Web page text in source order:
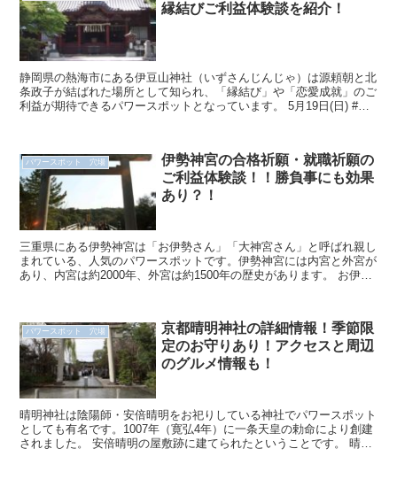
縁結びご利益体験談を紹介！
静岡県の熱海市にある伊豆山神社（いずさんじんじゃ）は源頼朝と北
条政子が結ばれた場所として知られ、「縁結び」や「恋愛成就」のご
利益が期待できるパワースポットとなっています。 5月19日(日) #静
パワースポット 穴場
伊勢神宮の合格祈願・就職祈願の
ご利益体験談！！勝負事にも効果
あり？！
三重県にある伊勢神宮は「お伊勢さん」「大神宮さん」と呼ばれ親し
まれている、人気のパワースポットです。伊勢神宮には内宮と外宮が
あり、内宮は約2000年、外宮は約1500年の歴史があります。 お伊勢
パワースポット 穴場
京都晴明神社の詳細情報！季節限
定のお守りあり！アクセスと周辺
のグルメ情報も！
晴明神社は陰陽師・安倍晴明をお祀りしている神社でパワースポット
としても有名です。1007年（寛弘4年）に一条天皇の勅命により創建
されました。 安倍晴明の屋敷跡に建てられたということです。 晴明